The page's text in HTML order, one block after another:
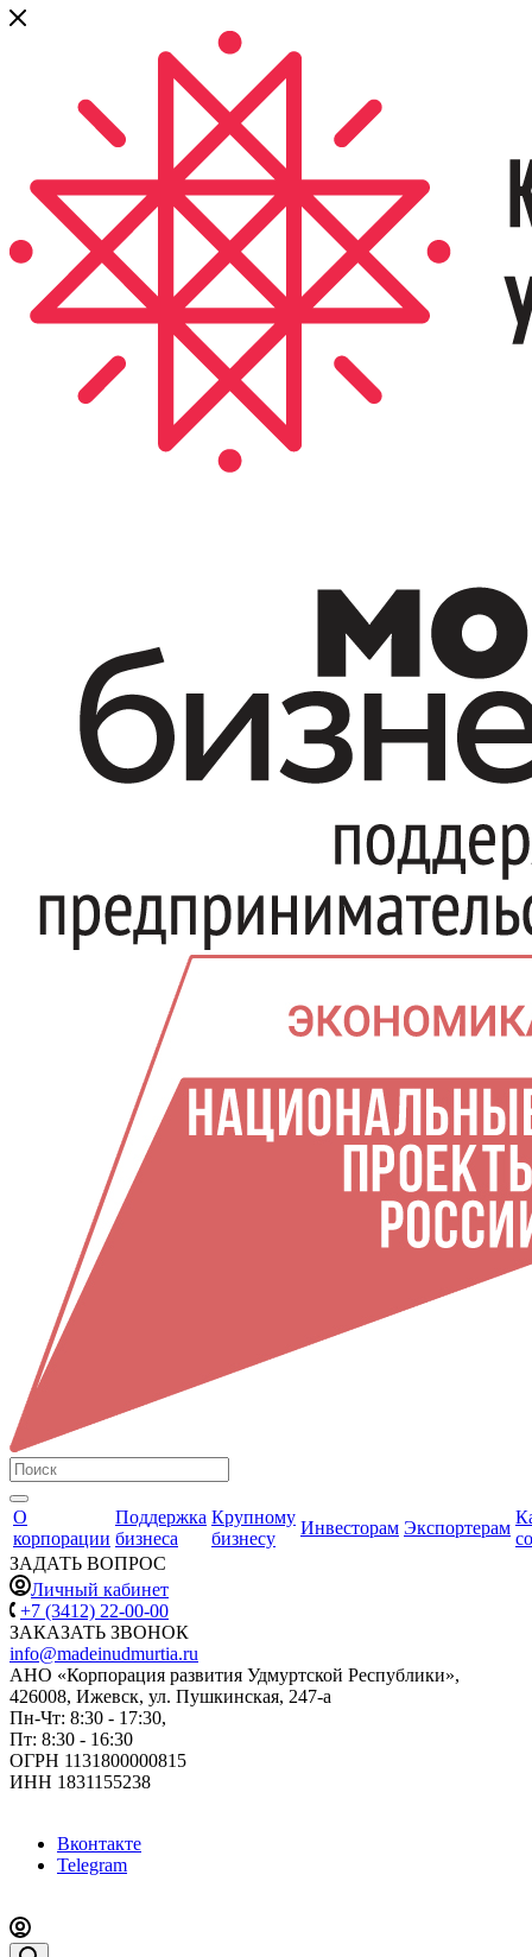
О
корпорации
Поддержка
бизнеса
Крупному
бизнесу
Инвесторам Экспортерам
ЗАДАТЬ ВОПРОС
Личный кабинет
+7 (3412) 22-00-00
ЗАКАЗАТЬ ЗВОНОК
info@madeinudmurtia.ru
АНО «Корпорация развития Удмуртской Республики»,
426008, Ижевск, ул. Пушкинская, 247-а
Пн-Чт: 8:30 - 17:30,
Пт: 8:30 - 16:30
ОГРН 1131800000815
ИНН 1831155238
Вконтакте
Telegram